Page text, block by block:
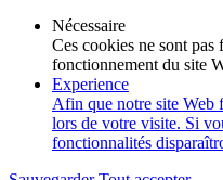
Nécessaire
Ces cookies ne sont pas
fonctionnement du site
Experience
Afin que notre site Web
lors de votre visite. Si
fonctionnalités